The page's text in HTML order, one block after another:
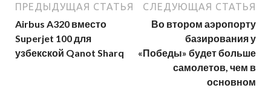
ПРЕДЫДУЩАЯ СТАТЬЯ
Airbus A320 вместо
Superjet 100 для
узбекской Qanot Sharq
СЛЕДУЮЩАЯ СТАТЬЯ
Во втором аэропорту
базирования у
«Победы» будет больше
самолетов, чем в
основном